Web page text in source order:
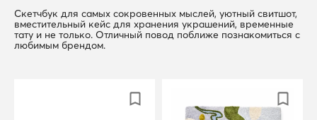
Скетчбук для самых сокровенных мыслей, уютный свитшот,
вместительный кейс для хранения украшений, временные
тату и не только. Отличный повод поближе познакомиться с
любимым брендом.